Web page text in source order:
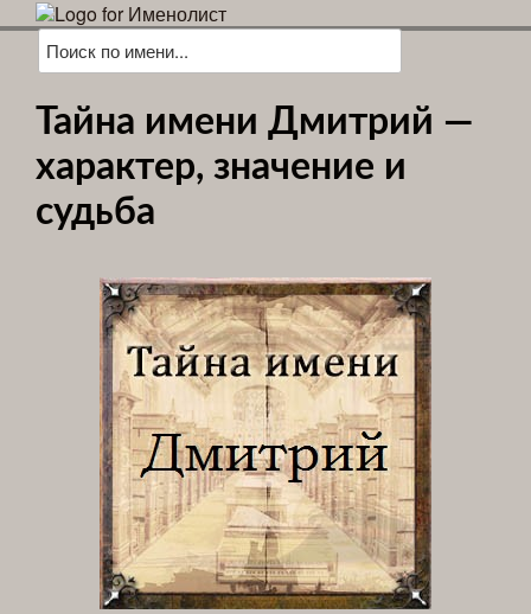
Тайна имени Дмитрий —
характер, значение и
судьба